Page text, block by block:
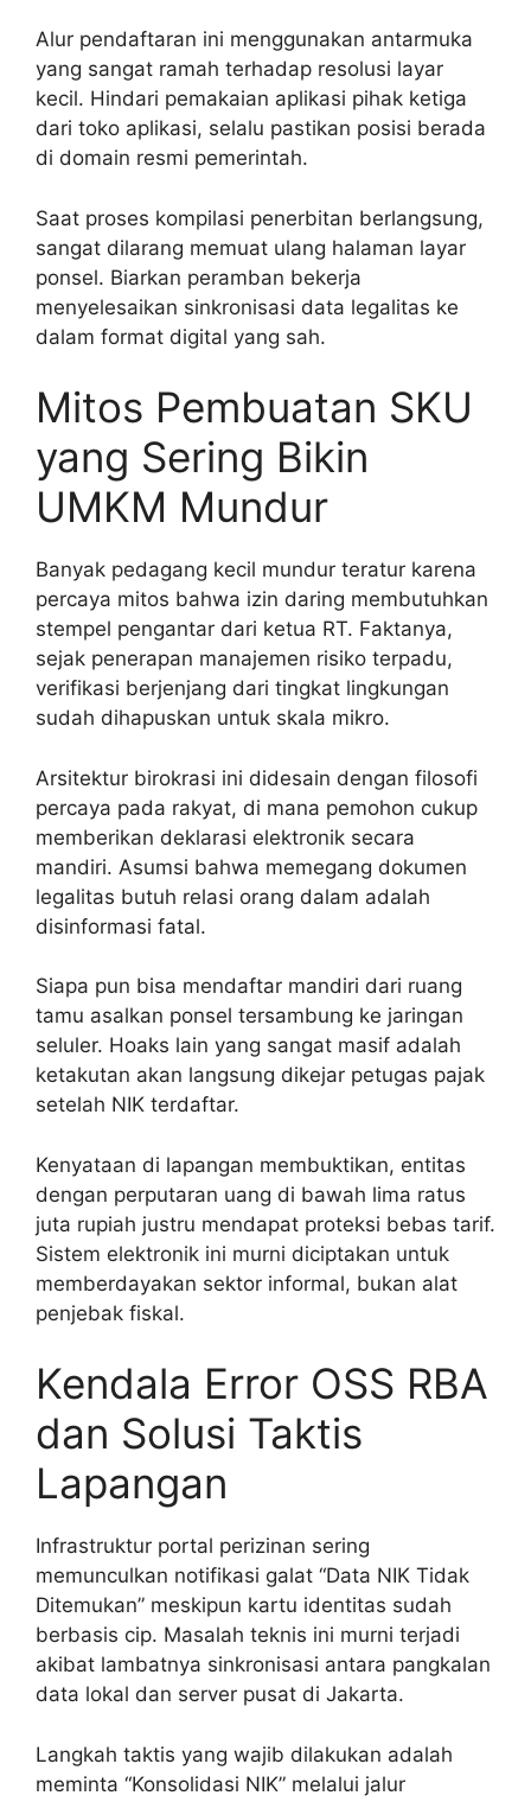
Alur pendaftaran ini menggunakan antarmuka
yang sangat ramah terhadap resolusi layar
kecil. Hindari pemakaian aplikasi pihak ketiga
dari toko aplikasi, selalu pastikan posisi berada
di domain resmi pemerintah.
Saat proses kompilasi penerbitan berlangsung,
sangat dilarang memuat ulang halaman layar
ponsel. Biarkan peramban bekerja
menyelesaikan sinkronisasi data legalitas ke
dalam format digital yang sah.
Mitos Pembuatan SKU
yang Sering Bikin
UMKM Mundur
Banyak pedagang kecil mundur teratur karena
percaya mitos bahwa izin daring membutuhkan
stempel pengantar dari ketua RT. Faktanya,
sejak penerapan manajemen risiko terpadu,
verifikasi berjenjang dari tingkat lingkungan
sudah dihapuskan untuk skala mikro.
Arsitektur birokrasi ini didesain dengan filosofi
percaya pada rakyat, di mana pemohon cukup
memberikan deklarasi elektronik secara
mandiri. Asumsi bahwa memegang dokumen
legalitas butuh relasi orang dalam adalah
disinformasi fatal.
Siapa pun bisa mendaftar mandiri dari ruang
tamu asalkan ponsel tersambung ke jaringan
seluler. Hoaks lain yang sangat masif adalah
ketakutan akan langsung dikejar petugas pajak
setelah NIK terdaftar.
Kenyataan di lapangan membuktikan, entitas
dengan perputaran uang di bawah lima ratus
juta rupiah justru mendapat proteksi bebas tarif.
Sistem elektronik ini murni diciptakan untuk
memberdayakan sektor informal, bukan alat
penjebak fiskal.
Kendala Error OSS RBA
dan Solusi Taktis
Lapangan
Infrastruktur portal perizinan sering
memunculkan notifikasi galat “Data NIK Tidak
Ditemukan” meskipun kartu identitas sudah
berbasis cip. Masalah teknis ini murni terjadi
akibat lambatnya sinkronisasi antara pangkalan
data lokal dan server pusat di Jakarta.
Langkah taktis yang wajib dilakukan adalah
meminta “Konsolidasi NIK” melalui jalur